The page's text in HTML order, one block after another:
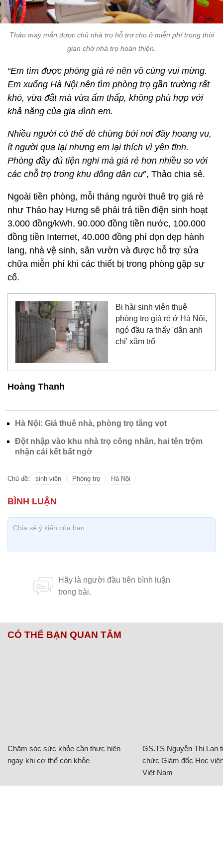
Thảo may mắn được chủ nhà trọ hỗ trợ cho ở miễn phí trong thời
gian chờ nhà trọ hoàn thiện.
“Em tìm được phòng giá rẻ nên vô cùng vui mừng.
Em xuống Hà Nội nên tìm phòng trọ gần trường rất
khó, vừa đắt mà vừa ẩm thấp, không phù hợp với
khả năng của gia đình em.
Nhiều người có thể dè chừng bởi nơi đây hoang vu,
ít người qua lại nhưng em lại thích vì yên tĩnh.
Phòng đầy đủ tiện nghi mà giá rẻ hơn nhiều so với
các chỗ trọ trong khu đông dân cư”, Thảo chia sẻ.
Ngoài tiền phòng, mỗi tháng người thuê trọ giá rẻ
như Thảo hay Hưng sẽ phải trả tiền điện sinh hoạt
3.000 đồng/kWh, 90.000 đồng tiền nước, 100.000
đồng tiền Internet, 40.000 đồng phí dọn dẹp hành
lang, nhà vệ sinh, sân vườn và được hỗ trợ sửa
chữa miễn phí khi các thiết bị trong phòng gặp sự
cố.
Bi hài sinh viên thuê
phòng trọ giá rẻ ở Hà Nội,
ngó đầu ra thấy 'dân anh
chị' xăm trổ
Hoàng Thanh
Hà Nội: Giá thuê nhà, phòng trọ tăng vọt
Đột nhập vào khu nhà trọ công nhân, hai tên trộm
nhận cái kết bất ngờ
Chủ đề: sinh viên Phòng trọ Hà Nội
CÓ THỂ BẠN QUAN TÂM
Chăm sóc sức khỏe cần thực hiện
ngay khi cơ thể còn khỏe
GS.TS Nguyễn Thị Lan
chức Giám đốc Học
Việt Nam